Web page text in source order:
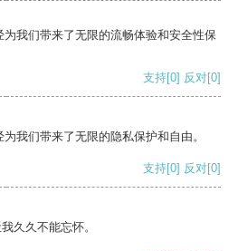
我们带来了无限的流畅体验和安全性保
支持[0] 反对[0]
我们带来了无限的隐私保护和自由。
支持[0] 反对[0]
久久不能忘怀。